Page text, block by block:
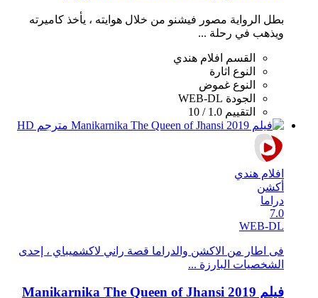
بطل الرواية مصور فيشنو من خلال هوايته ، يأخذ كاميرته
ويذهب في رحلة ...
القسم
افلام هندي
النوع اثارة
النوع غموض
الجودة WEB-DL
التقييم 1.0 / 10
افلام هندي
أكشن
دراما
7.0
WEB-DL
فى اطار من الاكشن والدراما قصة راني لاكشميباي ، إحدى
الشخصيات البارزة ...
فيلم Manikarnika The Queen of Jhansi 2019